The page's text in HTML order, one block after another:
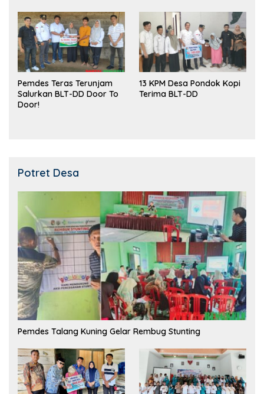
Pemdes Teras Terunjam
Salurkan BLT-DD Door To
Door!
13 KPM Desa Pondok Kopi
Terima BLT-DD
Potret Desa
Pemdes Talang Kuning Gelar Rembug Stunting